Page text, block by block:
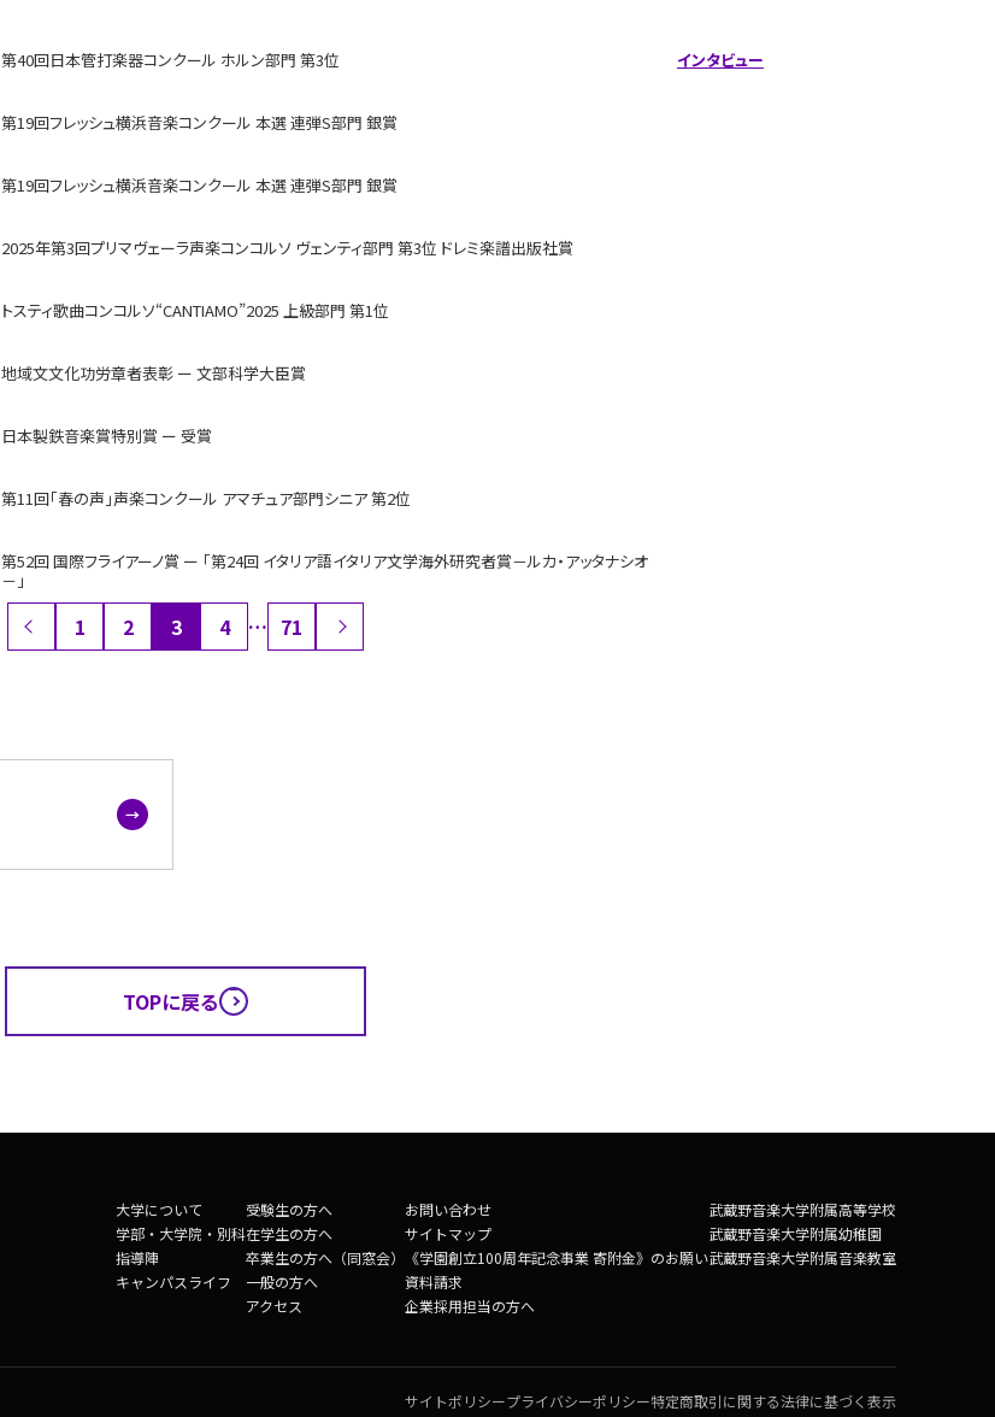
第40回日本管打楽器コンクール ホルン部門 第3位 インタビュー
第19回フレッシュ横浜音楽コンクール 本選 連弾S部門 銀賞
第19回フレッシュ横浜音楽コンクール 本選 連弾S部門 銀賞
2025年第3回プリマヴェーラ声楽コンコルソ ヴェンティ部門 第3位 ドレミ楽譜出版社賞
トスティ歌曲コンコルソ“CANTIAMO”2025 上級部門 第1位
地域文文化功労章者表彰 ー 文部科学大臣賞
日本製鉄音楽賞特別賞 ー 受賞
第11回「春の声」声楽コンクール アマチュア部門シニア 第2位
第52回 国際フライアーノ賞 ー 「第24回 イタリア語イタリア文学海外研究者賞－ルカ・アッタナシオ
－」
1 2 3 4 … 71
TOPに戻る
大学について
学部・大学院・別科
指導陣
キャンパスライフ
受験生の方へ
在学生の方へ
卒業生の方へ（同窓会）
一般の方へ
アクセス
お問い合わせ
サイトマップ
《学園創立100周年記念事業 寄附金》のお願い
資料請求
企業採用担当の方へ
武蔵野音楽大学附属高等学校
武蔵野音楽大学附属幼稚園
武蔵野音楽大学附属音楽教室
サイトポリシープライバシーポリシー特定商取引に関する法律に基づく表示